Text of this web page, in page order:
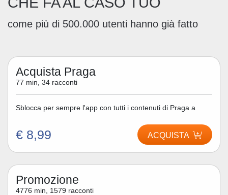
come più di 500.000 utenti hanno già fatto
Acquista Praga
77 min, 34 racconti
Sblocca per sempre l'app con tutti i contenuti di Praga a
€ 8,99 ACQUISTA
Promozione
4776 min, 1579 racconti